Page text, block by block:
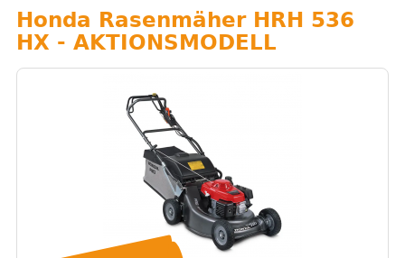
hier
Honda Rasenmäher HRH 536
HX - AKTIONSMODELL